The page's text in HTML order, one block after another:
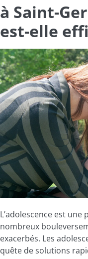
à Saint-
est-elle
L’adolescence est
nombreux
exacerbés. Les
quête de solutions